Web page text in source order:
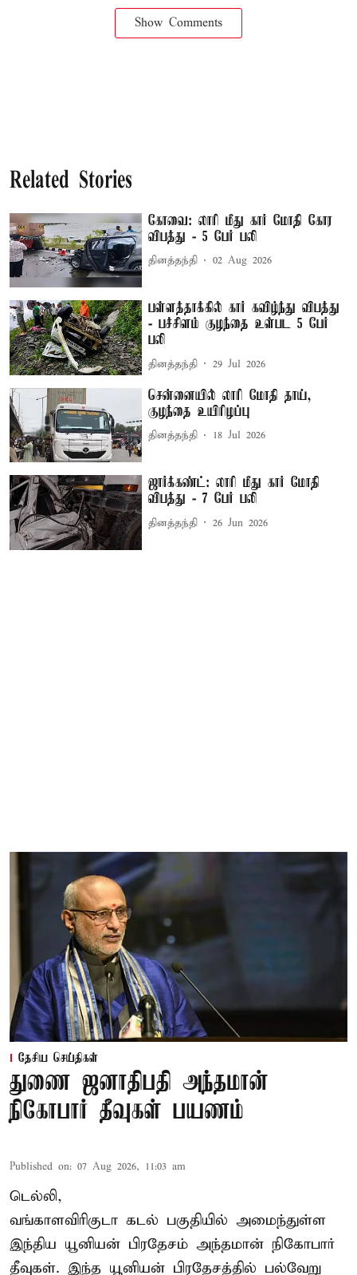
Show Comments
Related Stories
கோவை: லாரி மீது கார் மோதி கோர
விபத்து - 5 பேர் பலி
தினத்தந்தி 02 Aug 2026
பள்ளத்தாக்கில் கார் கவிழ்ந்து விபத்து
- பச்சிளம் குழந்தை உள்பட 5 பேர்
பலி
தினத்தந்தி 29 Jul 2026
சென்னையில் லாரி மோதி தாய்,
குழந்தை உயிரிழப்பு
தினத்தந்தி 18 Jul 2026
ஜார்க்கண்ட்: லாரி மீது கார் மோதி
விபத்து - 7 பேர் பலி
தினத்தந்தி 26 Jun 2026
தேசிய செய்திகள்
துணை ஜனாதிபதி அந்தமான்
நிகோபார் தீவுகள் பயணம்
Published on: 07 Aug 2026, 11:03 am
டெல்லி,
வங்காளவிரிகுடா கடல் பகுதியில் அமைந்துள்ள
இந்திய யூனியன் பிரதேசம் அந்தமான் நிகோபார்
தீவுகள். இந்த யூனியன் பிரதேசத்தில் பல்வேறு